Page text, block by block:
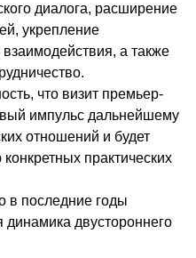
диалога, расширение
укрепление
взаимодействия, а также
что визит премьер-
импульс дальнейшему
отношений и будет
практических
в последние годы
двустороннего